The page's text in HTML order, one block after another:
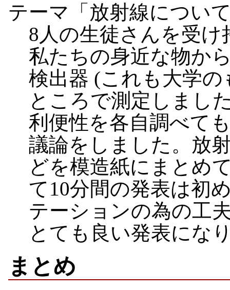
テーマ「放射線につい
8人の生徒さんを受
私たちの身近な物か
検出器 (これも大学
ところで測定しまし
利便性を各自調べて
議論をしました。放
どを模造紙にまとめ
て10分間の発表は初
テーションの為の工
とても良い発表にな
まとめ